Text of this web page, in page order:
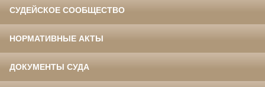
СУДЕЙСКОЕ СООБЩЕСТВО
НОРМАТИВНЫЕ АКТЫ
ДОКУМЕНТЫ СУДА